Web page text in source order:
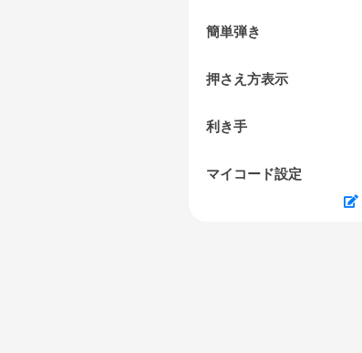
簡単弾き
押さえ方表示
利き手
マイコード設定